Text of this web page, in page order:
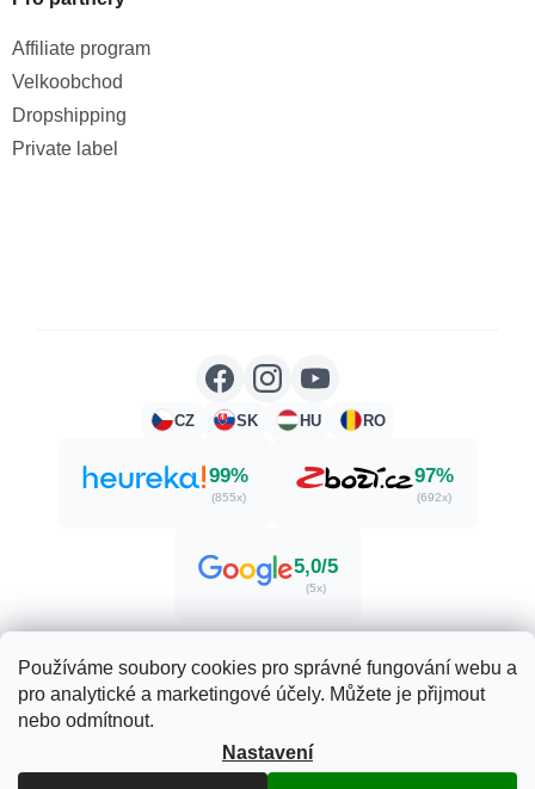
Používáme soubory cookies pro správné fungování webu a
pro analytické a marketingové účely. Můžete je přijmout
nebo odmítnout.
Nastavení
Affiliate program
Velkoobchod
Dropshipping
Private label
CZ SK HU RO
99%
(855x)
97%
(692x)
5,0/5
(5x)
Vytvořil Shoptet
Copyright 2026Zdraví. Krása. Příroda.. Všechna práva